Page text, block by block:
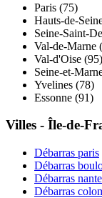
Paris (75)
Hauts-de-
Seine-Saint-
Val-de-Marne (
Val-d'Oise (95)
Seine-et-
Yvelines (78)
Essonne (91)
Villes - Île-de-
Débarras paris
Débarras
Débarras
Débarras